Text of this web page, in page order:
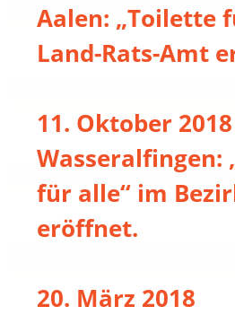
Aalen: „Toilette
Land-Rats-Amt
11. Oktober 2018
Wasseralfingen:
für alle“ im
eröffnet.
20. März 2018